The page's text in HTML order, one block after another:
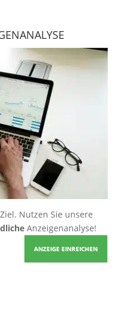
Nutzen Sie unsere
Anzeigenanalyse!
ANZEIGE EINREICHEN